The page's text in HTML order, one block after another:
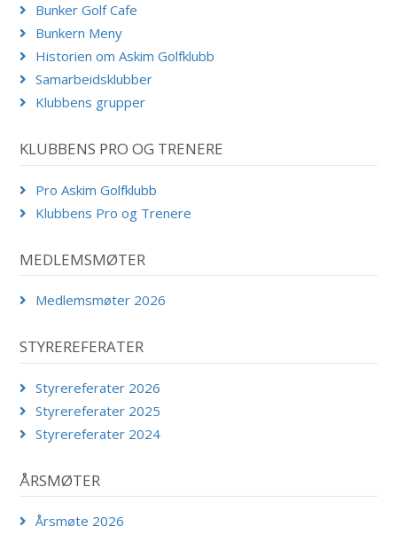
Bunker Golf Cafe
Bunkern Meny
Historien om Askim Golfklubb
Samarbeidsklubber
Klubbens grupper
KLUBBENS PRO OG TRENERE
Pro Askim Golfklubb
Klubbens Pro og Trenere
MEDLEMSMØTER
Medlemsmøter 2026
STYREREFERATER
Styrereferater 2026
Styrereferater 2025
Styrereferater 2024
ÅRSMØTER
Årsmøte 2026